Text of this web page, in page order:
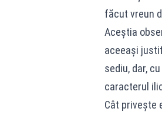
făcut vreun
Aceștia
aceeași
sediu, dar,
caracterul
Cât privește